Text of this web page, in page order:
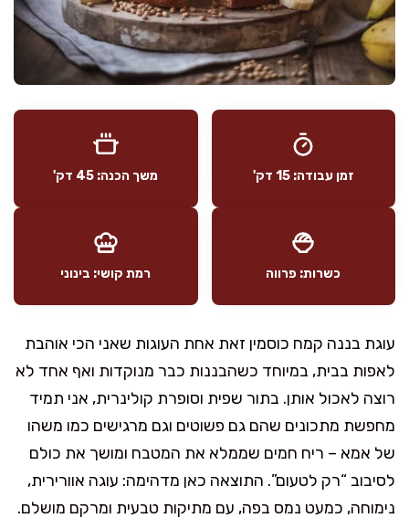
זמן עבודה: 15 דק' משך הכנה: 45 דק'
כשרות: פרווה רמת קושי: בינוני
עוגת בננה קמח כוסמין זאת אחת העוגות שאני הכי אוהבת
לאפות בבית, במיוחד כשהבננות כבר מנוקדות ואף אחד לא
רוצה לאכול אותן. בתור שפית וסופרת קולינרית, אני תמיד
מחפשת מתכונים שהם גם פשוטים וגם מרגישים כמו משהו
של אמא – ריח חמים שממלא את המטבח ומושך את כולם
לסיבוב “רק לטעום”. התוצאה כאן מדהימה: עוגה אוורירית,
נימוחה, כמעט נמס בפה, עם מתיקות טבעית ומרקם מושלם.